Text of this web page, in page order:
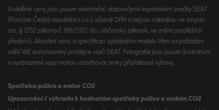
Uváděné ceny jsou pouze orientační, doporučené importérem značky SEAT
(Porsche Česká republika s.r.o.), včetně DPH a nejsou nabídkou ve smyslu
ust. § 1732 zákona č. 89/2012 Sb., občanský zákoník, ve znění pozdějších
předpisů. Aktuální cenu a specifikaci vybraného modelu Vám na požádání
sdělí Váš autorizovaný prodejce vozů SEAT. Fotografie jsou pouze ilustrativní
a vyobrazené vozy mohou obsahovat prvky příplatkové výbavy.
Spotřeba paliva a emise CO2
Upozornění / výhrada k hodnotám spotřeby paliva a emisím CO2